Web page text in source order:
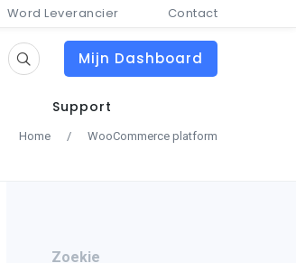
Word Leverancier Contact
Mijn Dashboard
Support
Home / WooCommerce platform
Zoekie